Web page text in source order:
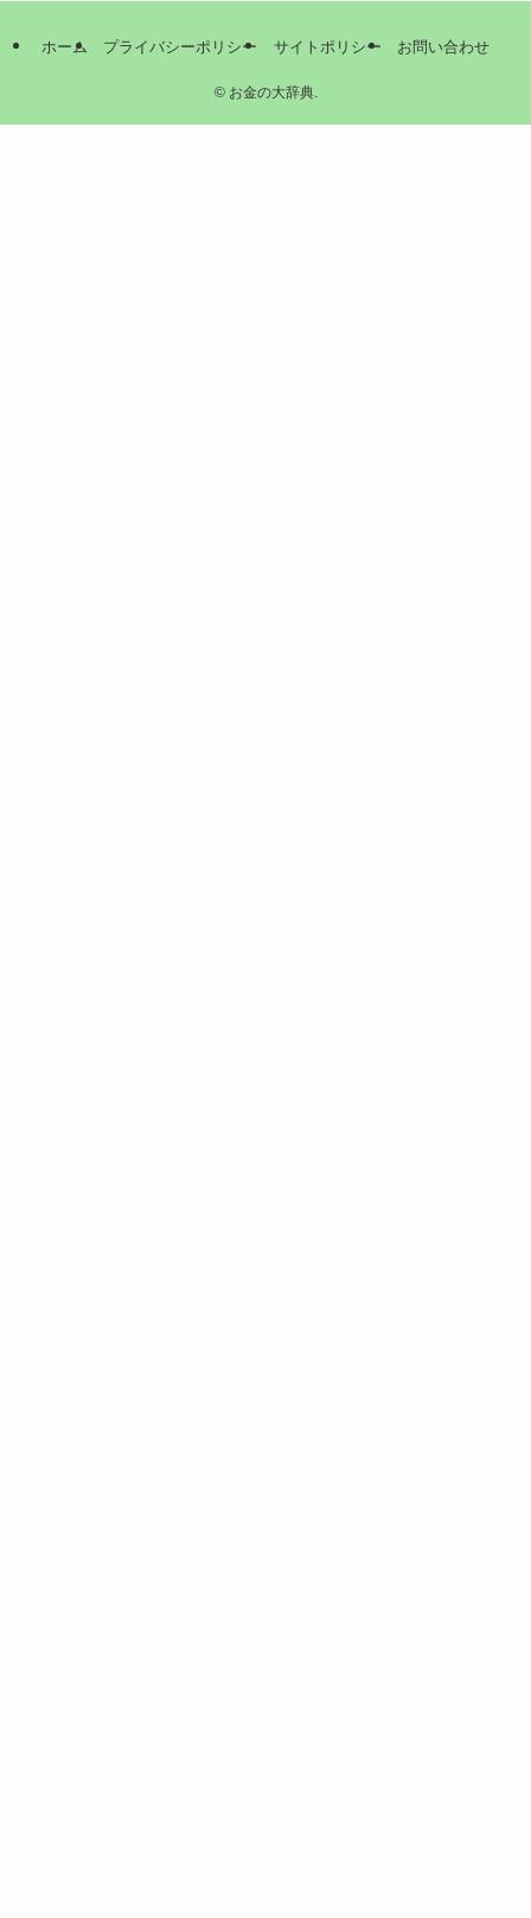
ホーム プライバシーポリシー サイトポリシー お問い合わせ
©お金の大辞典.